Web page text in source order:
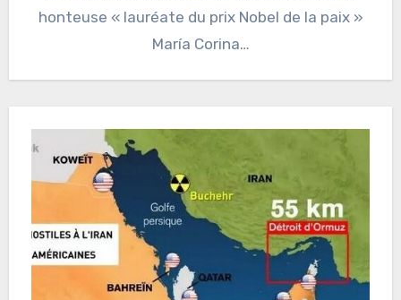
honteuse « lauréate du prix Nobel de la paix »
María Corina…